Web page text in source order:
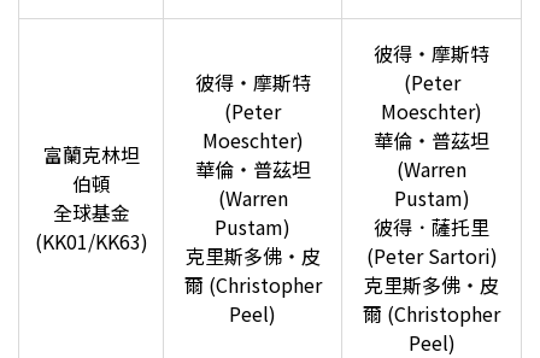
富蘭克林坦
伯頓
全球基金
(KK01/KK63)
彼得‧摩斯特
(Peter
Moeschter)
華倫‧普茲坦
(Warren
Pustam)
克里斯多佛‧皮
爾 (Christopher
Peel)
彼得‧摩斯特
(Peter
Moeschter)
華倫‧普茲坦
(Warren
Pustam)
彼得．薩托里
(Peter Sartori)
克里斯多佛‧皮
爾 (Christopher
Peel)